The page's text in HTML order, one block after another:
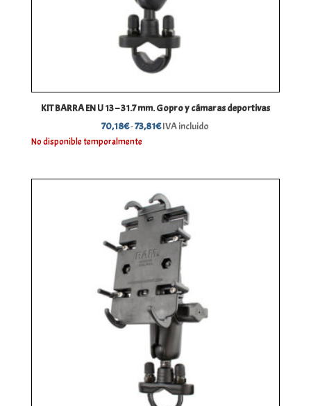
KIT BARRA EN U 13 – 31.7 mm. Gopro y cámaras deportivas
70,18€-73,81€Rango
hasta
73,81€
IVA incluido
No disponible temporalmente